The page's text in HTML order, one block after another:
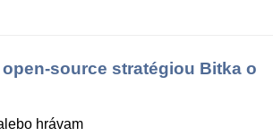
source stratégiou Bitka o
hrávam